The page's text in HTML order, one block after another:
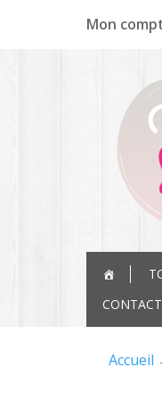
Mon
CONTACT
Accueil